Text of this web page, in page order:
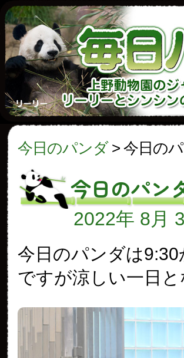
今日のパンダ> 今日の
今日のパン
2022年 8月
今日のパンダは
ですが涼しい一日